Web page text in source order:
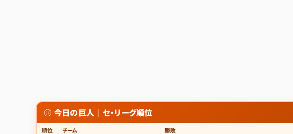
⚾ 今日の巨人｜セ・リーグ順位
順位 チーム 勝敗